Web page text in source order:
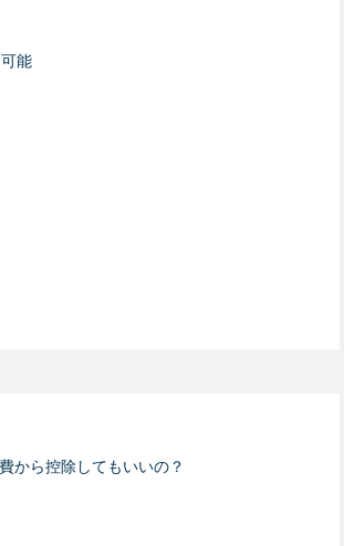
能
から控除してもいいの？